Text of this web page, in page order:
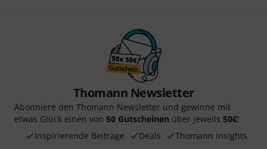
Thomann Newsletter
Abonniere den Thomann Newsletter und gewinne mit
etwas Glück einen von 50 Gutscheinen über jeweils 50€!
Inspirierende Beiträge
Deals Thomann Insights